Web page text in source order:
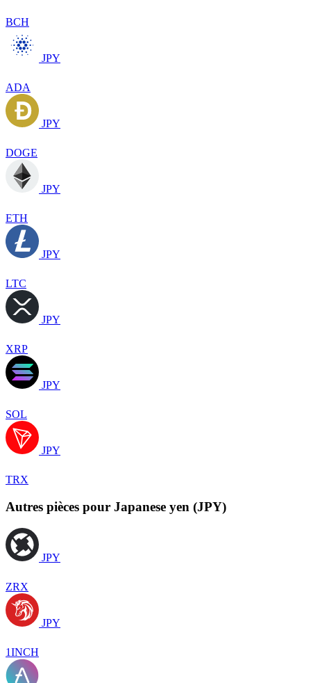
BCH
JPY
ADA
JPY
DOGE
JPY
ETH
JPY
LTC
JPY
XRP
JPY
SOL
JPY
TRX
Autres pièces pour Japanese yen (JPY)
JPY
ZRX
JPY
1INCH